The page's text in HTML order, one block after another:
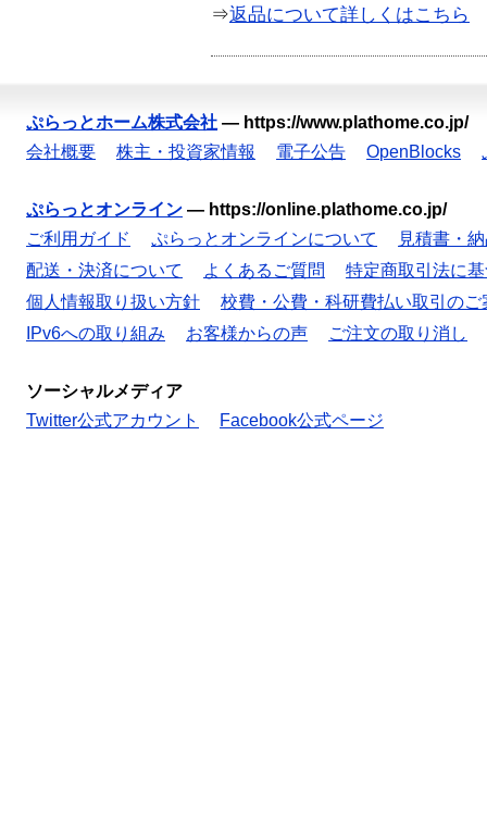
⇒返品について詳しくはこちら
ぷらっとホーム株式会社 — https://www.plathome.co.jp/
会社概要
株主・投資家情報 電子公告 OpenBlocks
ぷらっとオンライン — https://online.plathome.co.jp/
ご利用ガイド
ぷらっとオンラインについて
見積書・
配送・決済について
よくあるご質問
特定商取引法に
個人情報取り扱い方針
校費・公費・科研費払い取引のご
IPv6への取り組み
お客様からの声 ご注文の取り消し
ソーシャルメディア
Twitter公式アカウント
Facebook公式ページ